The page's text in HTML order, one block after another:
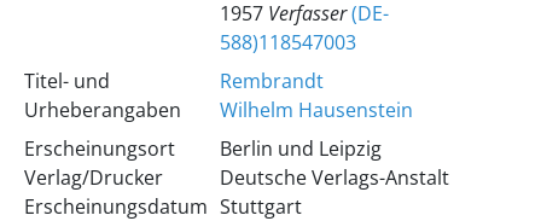
1957 Verfasser(DE-
588)118547003
Titel- und
Urheberangaben
Rembrandt
Wilhelm Hausenstein
Erscheinungsort
Verlag/Drucker
Erscheinungsdatum
Berlin und Leipzig
Deutsche Verlags-Anstalt
Stuttgart